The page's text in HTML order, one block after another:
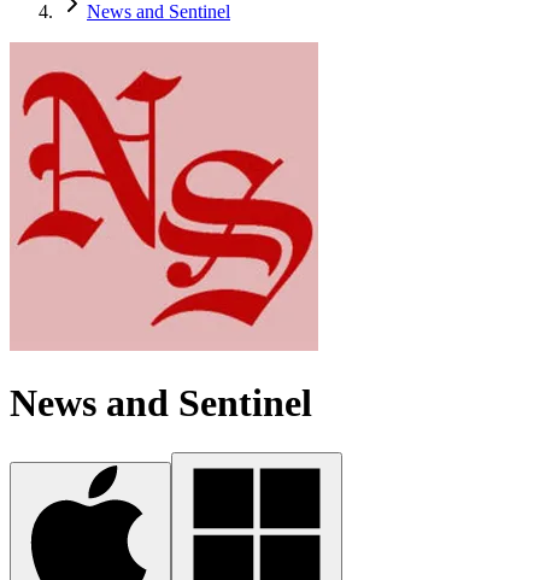
News and Sentinel
News and Sentinel